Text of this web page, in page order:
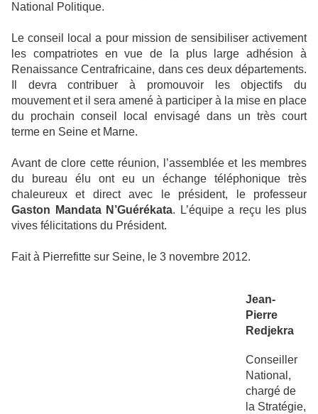
National Politique.
Le conseil local a pour mission de sensibiliser activement
les compatriotes en vue de la plus large adhésion à
Renaissance Centrafricaine, dans ces deux départements.
Il devra contribuer à promouvoir les objectifs du
mouvement et il sera amené à participer à la mise en place
du prochain conseil local envisagé dans un très court
terme en Seine et Marne.
Avant de clore cette réunion, l’assemblée et les membres
du bureau élu ont eu un échange téléphonique très
chaleureux et direct avec le président, le professeur
Gaston Mandata N’Guérékata. L’équipe a reçu les plus
vives félicitations du Président.
Fait à Pierrefitte sur Seine, le 3 novembre 2012.
Jean-
Pierre
Redjekra
Conseiller
National,
chargé de
la Stratégie,